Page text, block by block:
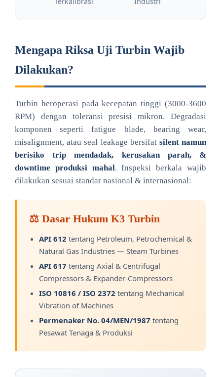
Mengapa Riksa Uji Turbin Wajib
Dilakukan?
Turbin beroperasi pada kecepatan tinggi (3000-3600
RPM) dengan toleransi presisi mikron. Degradasi
komponen seperti fatigue blade, bearing wear,
misalignment, atau seal leakage bersifat silent namun
berisiko trip mendadak, kerusakan parah, &
downtime produksi mahal. Inspeksi berkala wajib
dilakukan sesuai standar nasional & internasional:
⚖️ Dasar Hukum K3 Turbin
API 612 tentang Petroleum, Petrochemical &
Natural Gas Industries — Steam Turbines
API 617 tentang Axial & Centrifugal
Compressors & Expander-Compressors
ISO 10816 / ISO 2372 tentang Mechanical
Vibration of Machines
Permenaker No. 04/MEN/1987 tentang
Pesawat Tenaga & Produksi